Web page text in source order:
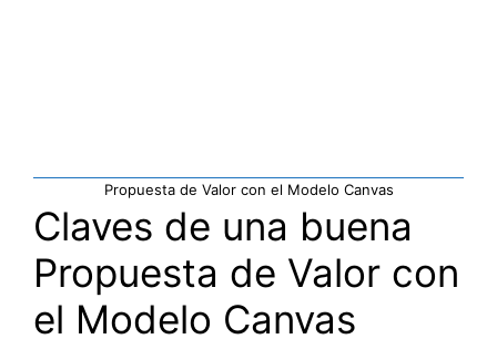
Propuesta de Valor con el Modelo Canvas
Claves de una buena
Propuesta de Valor con
el Modelo Canvas